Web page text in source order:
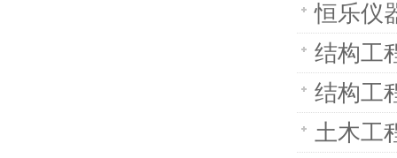
恒乐仪
结构工
结构工
土木工